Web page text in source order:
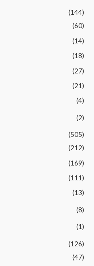
(144)
(60)
(14)
(18)
(27)
(21)
(4)
(2)
(505)
(212)
(169)
(111)
(13)
(8)
(1)
(126)
(47)